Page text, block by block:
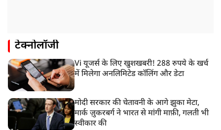
टेक्नोलॉजी
Vi यूजर्स के लिए खुशखबरी! 288 रुपये के खर्च
में मिलेगा अनलिमिटेड कॉलिंग और डेटा
मोदी सरकार की चेतावनी के आगे झुका मेटा,
मार्क ज़ुकरबर्ग ने भारत से मांगी माफ़ी, गलती भी
स्वीकार की